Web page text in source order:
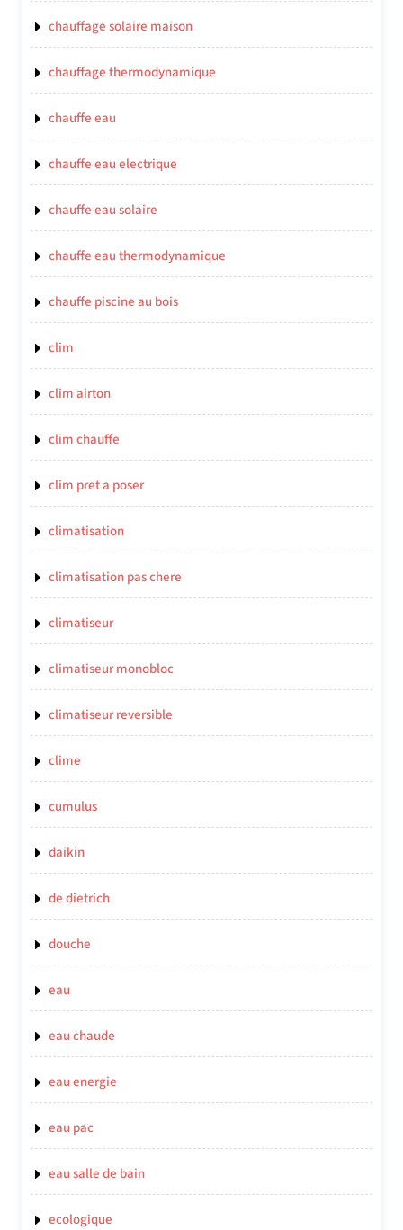
chauffage solaire maison
chauffage thermodynamique
chauffe eau
chauffe eau electrique
chauffe eau solaire
chauffe eau thermodynamique
chauffe piscine au bois
clim
clim airton
clim chauffe
clim pret a poser
climatisation
climatisation pas chere
climatiseur
climatiseur monobloc
climatiseur reversible
clime
cumulus
daikin
de dietrich
douche
eau
eau chaude
eau energie
eau pac
eau salle de bain
ecologique